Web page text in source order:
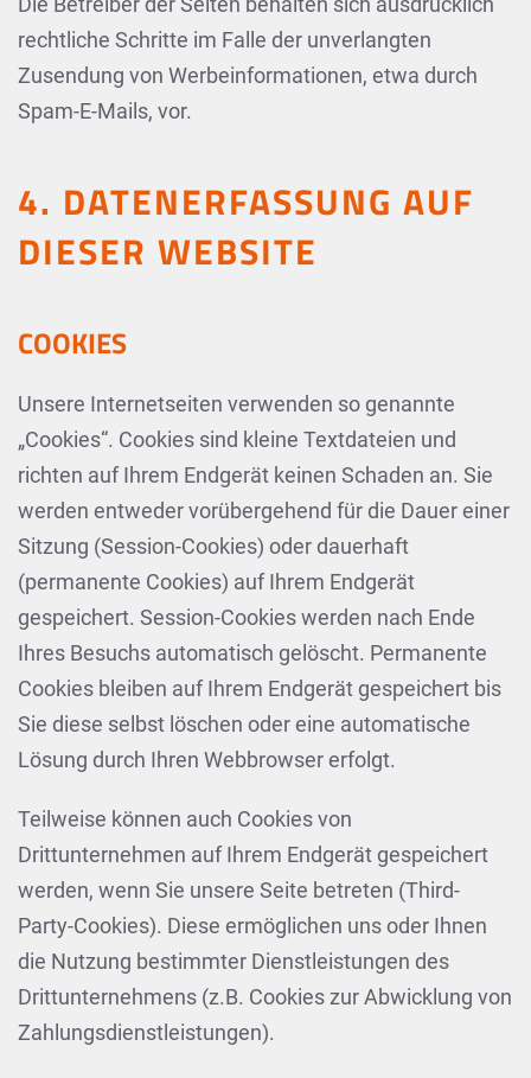
rechtliche Schritte im Falle der unverlangten
Zusendung von Werbeinformationen, etwa durch
Spam-E-Mails, vor.
4. DATENERFASSUNG AUF
DIESER WEBSITE
COOKIES
Unsere Internetseiten verwenden so genannte
„Cookies“. Cookies sind kleine Textdateien und
richten auf Ihrem Endgerät keinen Schaden an. Sie
werden entweder vorübergehend für die Dauer einer
Sitzung (Session-Cookies) oder dauerhaft
(permanente Cookies) auf Ihrem Endgerät
gespeichert. Session-Cookies werden nach Ende
Ihres Besuchs automatisch gelöscht. Permanente
Cookies bleiben auf Ihrem Endgerät gespeichert bis
Sie diese selbst löschen oder eine automatische
Lösung durch Ihren Webbrowser erfolgt.
Teilweise können auch Cookies von
Drittunternehmen auf Ihrem Endgerät gespeichert
werden, wenn Sie unsere Seite betreten (Third-
Party-Cookies). Diese ermöglichen uns oder Ihnen
die Nutzung bestimmter Dienstleistungen des
Drittunternehmens (z.B. Cookies zur Abwicklung von
Zahlungsdienstleistungen).